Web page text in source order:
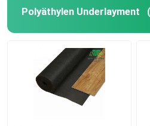
Polyäthylen Underlayment